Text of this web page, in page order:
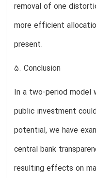
removal of one
more efficient
present.
5. Conclusion
In a two-period model
public investment
potential, we have
central bank
resulting effects on